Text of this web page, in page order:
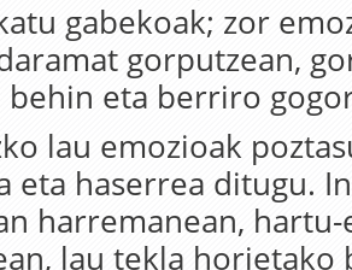
gabekoak; zor
gorputzean,
behin eta berriro
lau emozioak
eta haserrea ditugu.
harremanean, hartu-
lau tekla horietako